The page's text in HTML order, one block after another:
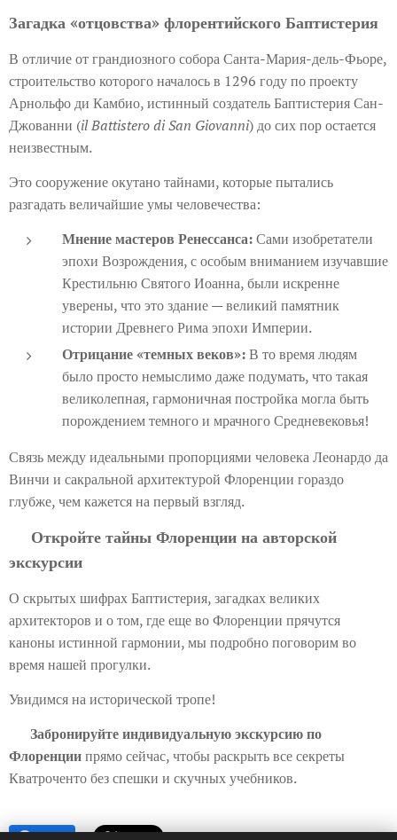
Загадка «отцовства» флорентийского Баптистерия
В отличие от грандиозного собора Санта-Мария-дель-Фьоре,
строительство которого началось в 1296 году по проекту
Арнольфо ди Камбио, истинный создатель Баптистерия Сан-
Джованни (il Battistero di San Giovanni) до сих пор остается
неизвестным.
Это сооружение окутано тайнами, которые пытались
разгадать величайшие умы человечества:
Мнение мастеров Ренессанса:Сами изобретатели
эпохи Возрождения, с особым вниманием изучавшие
Крестильню Святого Иоанна, были искренне
уверены, что это здание — великий памятник
истории Древнего Рима эпохи Империи.
Отрицание «темных веков»:В то время людям
было просто немыслимо даже подумать, что такая
великолепная, гармоничная постройка могла быть
порождением темного и мрачного Средневековья!
Связь между идеальными пропорциями человека Леонардо да
Винчи и сакральной архитектурой Флоренции гораздо
глубже, чем кажется на первый взгляд.
Откройте тайны Флоренции на авторской
экскурсии
О скрытых шифрах Баптистерия, загадках великих
архитекторов и о том, где еще во Флоренции прячутся
каноны истинной гармонии, мы подробно поговорим во
время нашей прогулки.
Увидимся на исторической тропе!
Забронируйте индивидуальную экскурсию по
Флоренциипрямо сейчас, чтобы раскрыть все секреты
Кватроченто без спешки и скучных учебников.